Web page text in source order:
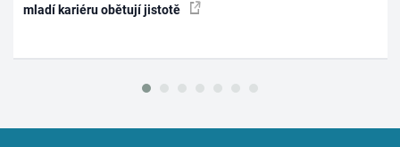
mladí kariéru obětují jistotě